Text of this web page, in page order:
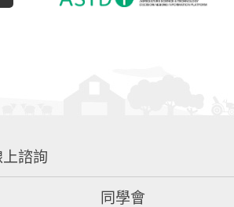
上諮詢
同學會